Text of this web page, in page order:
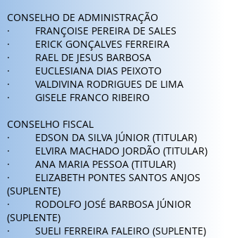
CONSELHO DE ADMINISTRAÇÃO
· FRANÇOISE PEREIRA DE SALES
· ERICK GONÇALVES FERREIRA
· RAEL DE JESUS BARBOSA
· EUCLESIANA DIAS PEIXOTO
· VALDIVINA RODRIGUES DE LIMA
· GISELE FRANCO RIBEIRO
CONSELHO FISCAL
· EDSON DA SILVA JÚNIOR (TITULAR)
· ELVIRA MACHADO JORDÃO (TITULAR)
· ANA MARIA PESSOA (TITULAR)
· ELIZABETH PONTES SANTOS ANJOS
(SUPLENTE)
· RODOLFO JOSÉ BARBOSA JÚNIOR
(SUPLENTE)
· SUELI FERREIRA FALEIRO (SUPLENTE)